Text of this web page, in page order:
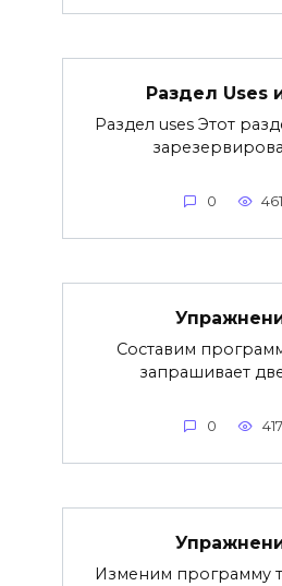
Раздел Uses
Раздел uses Этот
0 461
Составим
запрашивает
0 417
Изменим программу